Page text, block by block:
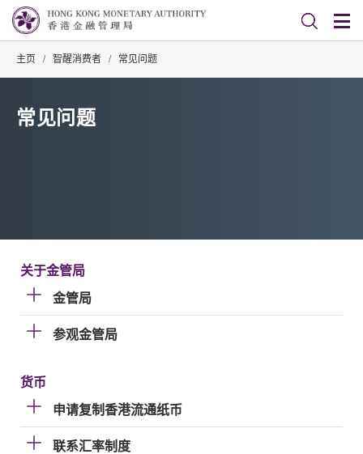
主页 / 智醒消费者 / 常见问题
常见问题
关于金管局
金管局
参观金管局
货币
申请复制香港流通纸币
联系汇率制度